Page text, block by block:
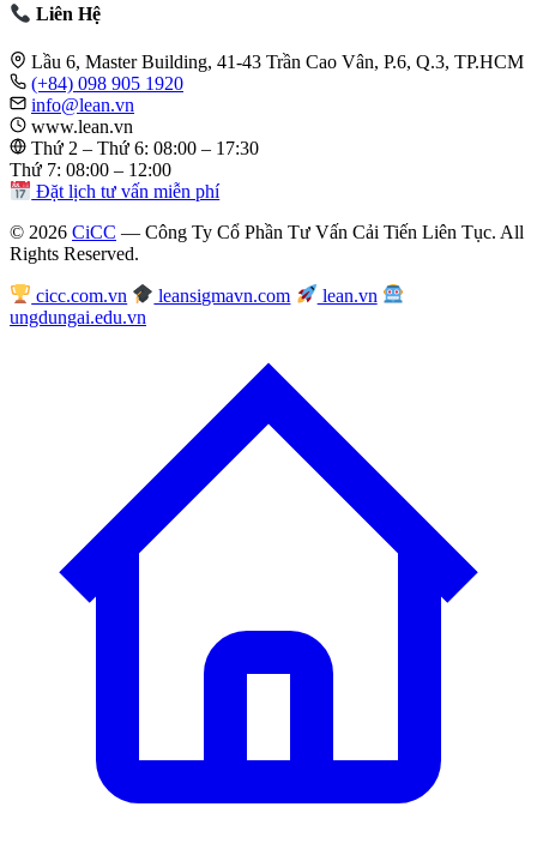
Liên Hệ
Lầu 6, Master Building, 41-43 Trần Cao Vân, P.6, Q.3, TP.HCM
(+84) 098 905 1920
info@lean.vn
www.lean.vn
Thứ 2 – Thứ 6: 08:00 – 17:30
Thứ 7: 08:00 – 12:00
Đặt lịch tư vấn miễn phí
© 2026 CiCC — Công Ty Cổ Phần Tư Vấn Cải Tiến Liên Tục. All
Rights Reserved.
cicc.com.vn leansigmavn.com
lean.vn
ungdungai.edu.vn